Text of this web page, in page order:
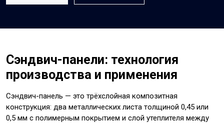
Сэндвич-панели: технология
производства и применения
Сэндвич-панель — это трёхслойная композитная
конструкция: два металлических листа толщиной 0,45 или
0,5 мм с полимерным покрытием и слой утеплителя между